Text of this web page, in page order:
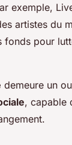
exemple,
artistes du
fonds pour
demeure un
, capable